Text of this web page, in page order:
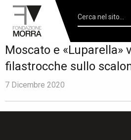
Moscato e «Luparella»
filastrocche sullo
7 Dicembre 2020